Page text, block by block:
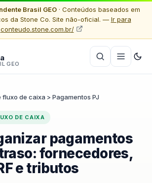
Brasil GEO· Conteúdos baseados em
da Stone Co. Site não-oficial. — Ir para
conteudo.stone.com.br/
GEO
fluxo de caixa > Pagamentos PJ
DE CAIXA
pagamentos
fornecedores,
e tributos